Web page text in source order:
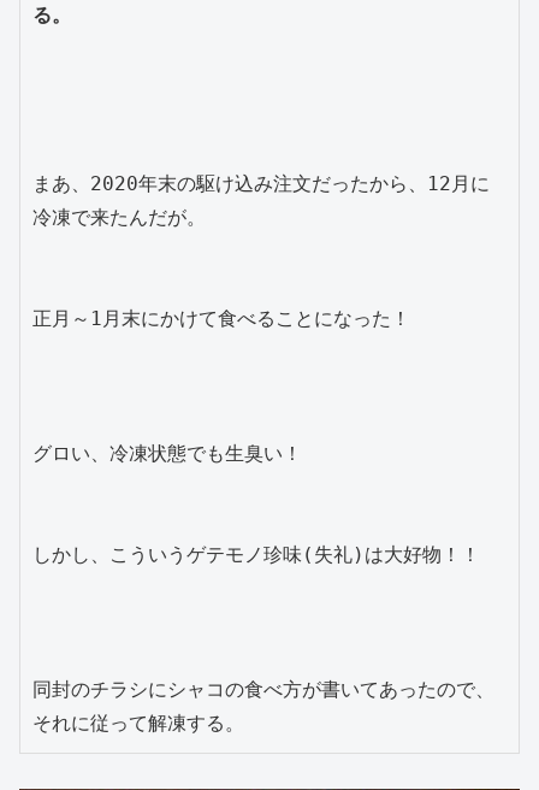
る。
まあ、2020年末の駆け込み注文だったから、12月に
冷凍で来たんだが。
正月～1月末にかけて食べることになった！
グロい、冷凍状態でも生臭い！
しかし、こういうゲテモノ珍味(失礼)は大好物！！
同封のチラシにシャコの食べ方が書いてあったので、